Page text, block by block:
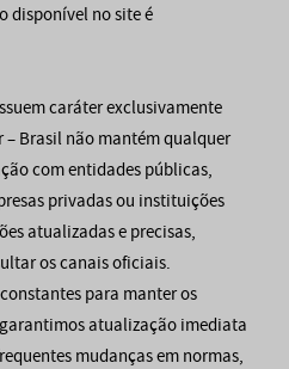
disponível no site é
caráter exclusivamente
– Brasil não mantém qualquer
com entidades públicas,
privadas ou instituições
atualizadas e precisas,
os canais oficiais.
para manter os
atualização imediata
mudanças em normas,